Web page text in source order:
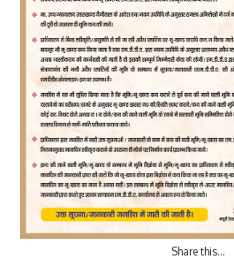
Share this…